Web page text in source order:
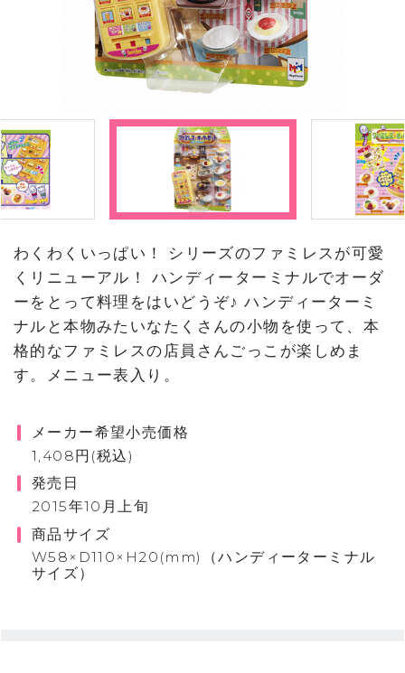
わくわくいっぱい！ シリーズのファミレスが可愛
くリニューアル！ ハンディーターミナルでオーダ
ーをとって料理をはいどうぞ♪ ハンディーターミ
ナルと本物みたいなたくさんの小物を使って、本
格的なファミレスの店員さんごっこが楽しめま
す。メニュー表入り。
メーカー希望小売価格
1,408円(税込)
発売日
2015年10月上旬
商品サイズ
W58×D110×H20(mm)（ハンディーターミナル
サイズ）